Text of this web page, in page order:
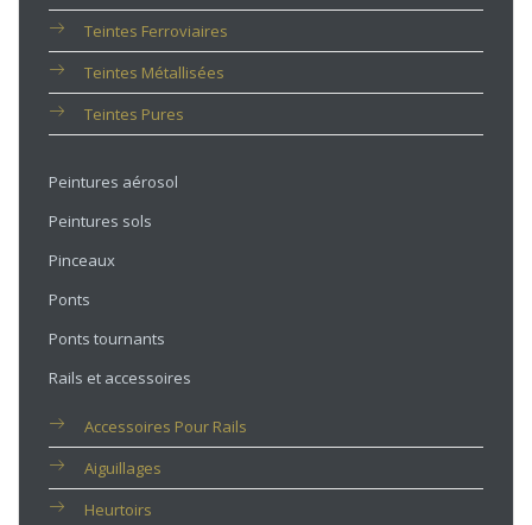
Teintes Ferroviaires
Teintes Métallisées
Teintes Pures
Peintures aérosol
Peintures sols
Pinceaux
Ponts
Ponts tournants
Rails et accessoires
Accessoires Pour Rails
Aiguillages
Heurtoirs